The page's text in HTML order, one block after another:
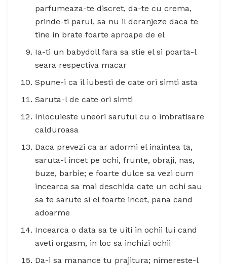
parfumeaza-te discret, da-te cu crema,
prinde-ti parul, sa nu il deranjeze daca te
tine in brate foarte aproape de el
Ia-ti un babydoll fara sa stie el si poarta-l
seara respectiva macar
Spune-i ca il iubesti de cate ori simti asta
Saruta-l de cate ori simti
Inlocuieste uneori sarutul cu o imbratisare
calduroasa
Daca prevezi ca ar adormi el inaintea ta,
saruta-l incet pe ochi, frunte, obraji, nas,
buze, barbie; e foarte dulce sa vezi cum
incearca sa mai deschida cate un ochi sau
sa te sarute si el foarte incet, pana cand
adoarme
Incearca o data sa te uiti in ochii lui cand
aveti orgasm, in loc sa inchizi ochii
Da-i sa manance tu prajitura; nimereste-l